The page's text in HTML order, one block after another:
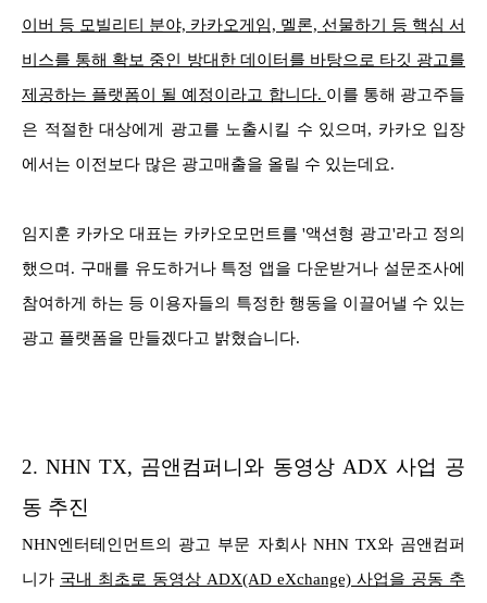
이버 등 모빌리티 분야, 카카오게임, 멜론, 선물하기 등 핵심 서
비스를 통해 확보 중인 방대한 데이터를 바탕으로 타깃 광고를
제공하는 플랫폼이 될 예정이라고 합니다. 이를 통해 광고주들
은 적절한 대상에게 광고를 노출시킬 수 있으며, 카카오 입장
에서는 이전보다 많은 광고매출을 올릴 수 있는데요.
임지훈 카카오 대표는 카카오모먼트를 '액션형 광고'라고 정의
했으며. 구매를 유도하거나 특정 앱을 다운받거나 설문조사에
참여하게 하는 등 이용자들의 특정한 행동을 이끌어낼 수 있는
광고 플랫폼을 만들겠다고 밝혔습니다.
2. NHN TX, 곰앤컴퍼니와 동영상 ADX 사업 공
동 추진
NHN엔터테인먼트의 광고 부문 자회사 NHN TX와 곰앤컴퍼
니가 국내 최초로 동영상 ADX(AD eXchange) 사업을 공동 추